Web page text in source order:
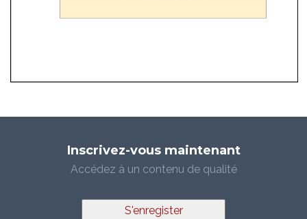
Inscrivez-vous maintenant
Accédez à un contenu de qualité
S'enregister